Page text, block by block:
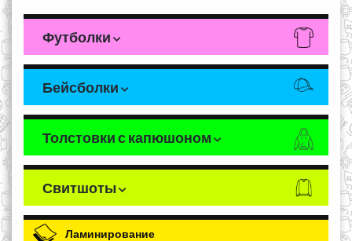
Футболки
Бейсболки
Толстовки с капюшоном
Свитшоты
Ламинирование